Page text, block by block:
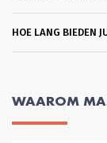
met je
HOE LANG BIEDEN
WAAROM